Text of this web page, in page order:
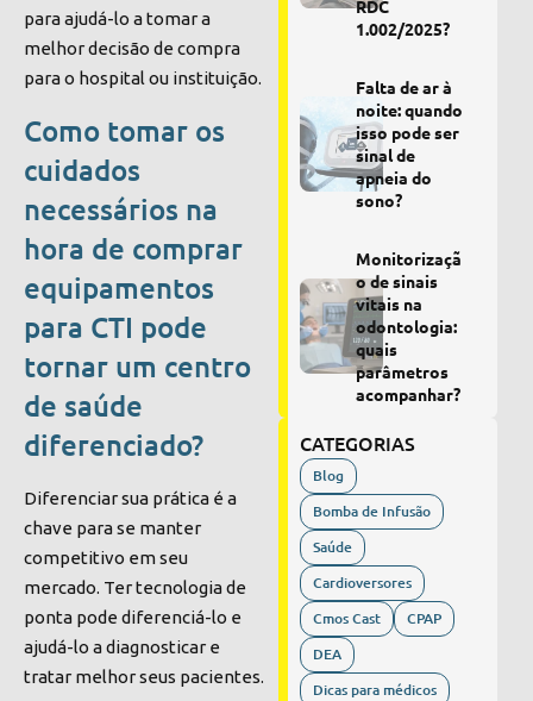
para ajudá-lo a tomar a
melhor decisão de compra
para o hospital ou instituição.
Como tomar os
cuidados
necessários na
hora de comprar
equipamentos
para CTI pode
tornar um centro
de saúde
diferenciado?
Diferenciar sua prática é a
chave para se manter
competitivo em seu
mercado. Ter tecnologia de
ponta pode diferenciá-lo e
ajudá-lo a diagnosticar e
tratar melhor seus pacientes.
RDC
1.002/2025?
Falta de ar à
noite: quando
isso pode ser
sinal de
apneia do
sono?
Monitorizaçã
o de sinais
vitais na
odontologia:
quais
parâmetros
acompanhar?
CATEGORIAS
Blog
Bomba de Infusão
Saúde
Cardioversores
Cmos Cast
CPAP
DEA
Dicas para médicos